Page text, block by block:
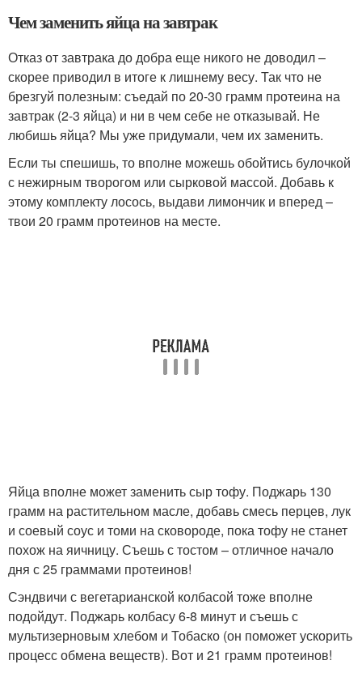
Чем заменить яйца на завтрак
Отказ от завтрака до добра еще никого не доводил –
скорее приводил в итоге к лишнему весу. Так что не
брезгуй полезным: съедай по 20-30 грамм протеина на
завтрак (2-3 яйца) и ни в чем себе не отказывай. Не
любишь яйца? Мы уже придумали, чем их заменить.
Если ты спешишь, то вполне можешь обойтись булочкой
с нежирным творогом или сырковой массой. Добавь к
этому комплекту лосось, выдави лимончик и вперед –
твои 20 грамм протеинов на месте.
Яйца вполне может заменить сыр тофу. Поджарь 130
грамм на растительном масле, добавь смесь перцев, лук
и соевый соус и томи на сковороде, пока тофу не станет
похож на яичницу. Съешь с тостом – отличное начало
дня с 25 граммами протеинов!
Сэндвичи с вегетарианской колбасой тоже вполне
подойдут. Поджарь колбасу 6-8 минут и съешь с
мультизерновым хлебом и Тобаско (он поможет ускорить
процесс обмена веществ). Вот и 21 грамм протеинов!